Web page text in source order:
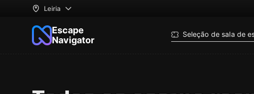
Leiria
Escape
Navigator
Seleção de sala de